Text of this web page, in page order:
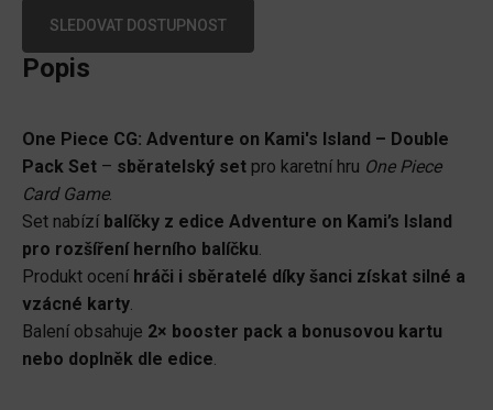
SLEDOVAT DOSTUPNOST
Popis
One Piece CG: Adventure on Kami's Island – Double
Pack Set – sběratelský set pro karetní hru One Piece
Card Game.
Set nabízí balíčky z edice Adventure on Kami’s Island
pro rozšíření herního balíčku
Produkt ocení hráči i sběratelé díky šanci získat silné a
vzácné karty
Balení obsahuje 2× booster pack a bonusovou kartu
nebo doplněk dle edice